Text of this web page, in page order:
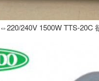
240V 1500W TTS-20C